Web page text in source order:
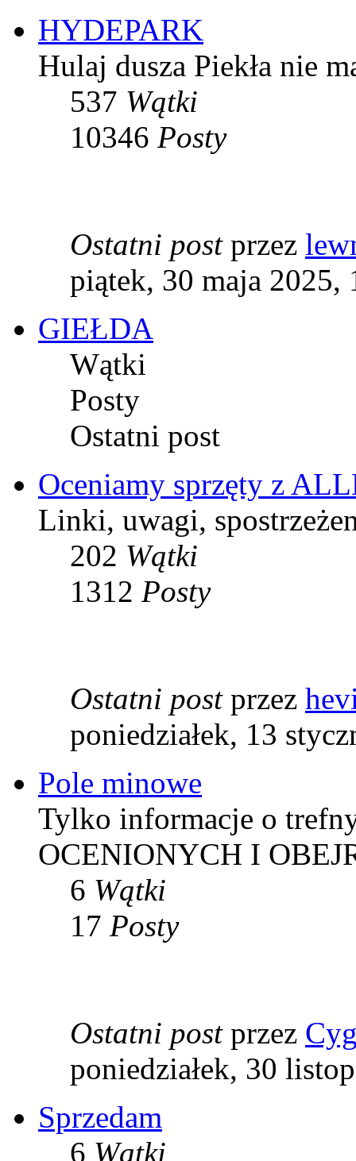
HYDEPARK
Hulaj dusza Piekła nie
537 Wątki
10346 Posty
Ostatni postprzez
piątek, 30 maja 2025,
GIEŁDA
Wątki
Posty
Ostatni post
Oceniamy sprzęty z
Linki, uwagi,
202 Wątki
1312 Posty
Ostatni postprzez
poniedziałek, 13
Pole minowe
Tylko informacje o
OCENIONYCH I
6 Wątki
17 Posty
Ostatni postprzez
poniedziałek, 30
Sprzedam
6 Wątki